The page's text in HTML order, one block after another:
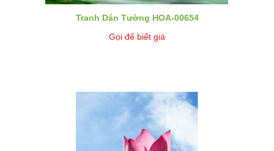
Tranh Dán Tường HOA-00654
Gọi để biết giá